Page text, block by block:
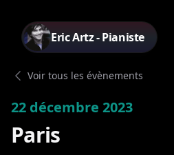
Eric Artz - Pianiste
Voir tous les évènements
22 décembre 2023
Paris